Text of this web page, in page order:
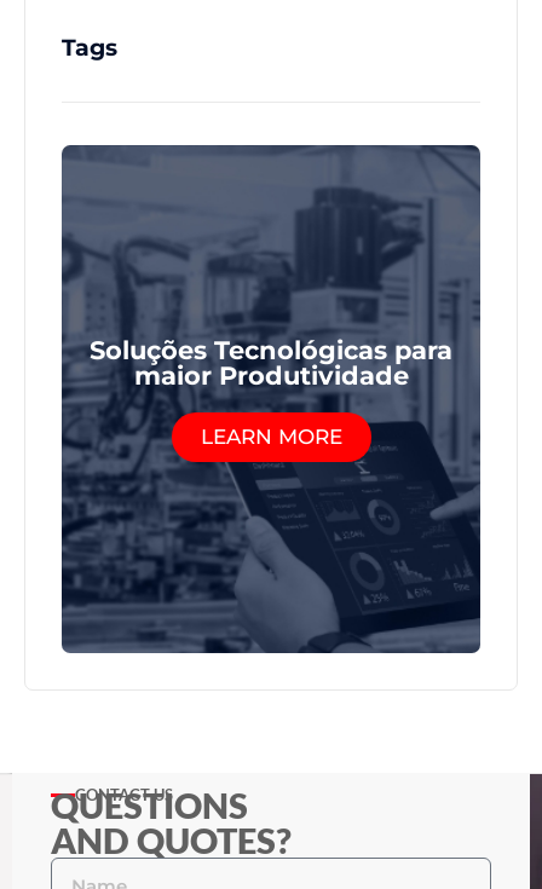
Tags
Soluções Tecnológicas para
maior Produtividade
LEARN MORE
CONTACT US
QUESTIONS
AND QUOTES?